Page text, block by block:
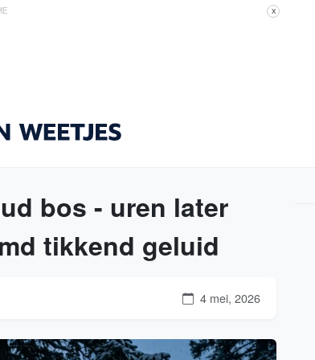
X
bos - uren later
tikkend geluid
4 mei, 2026